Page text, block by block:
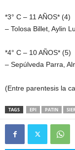
*3° C – 11 AÑOS* (4)
– Tolosa Billet, Aylin
*4° C – 10 AÑOS* (5)
– Sepúlveda Parra,
(Entre parentesis la
TAGS EPI PATIN